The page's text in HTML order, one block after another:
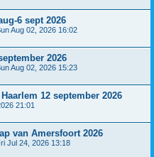
6 sept 2026
Aug 02, 2026 16:02
2026
Aug 02, 2026 15:23
12 september 2026
21:01
van Amersfoort 2026
Jul 24, 2026 13:18